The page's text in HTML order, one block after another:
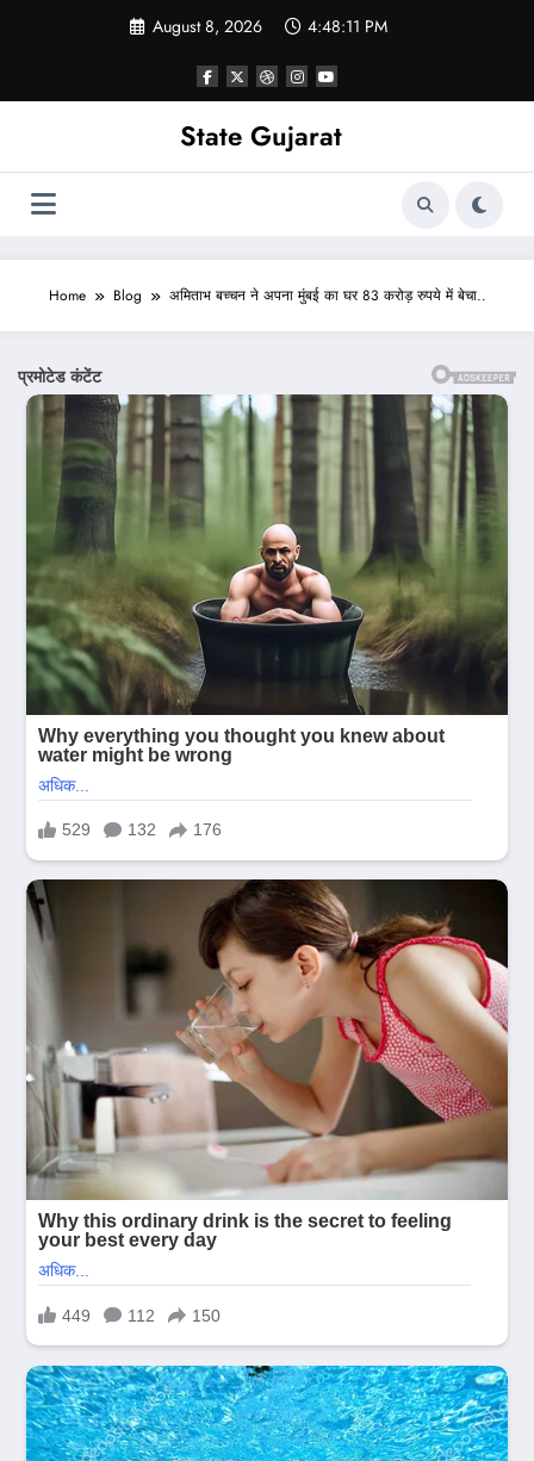
August 8, 2026 4:48:14 PM
State Gujarat
Home Blog अमिताभ बच्चन ने अपना मुंबई का घर 83 करोड़ रुपये में बेचा..